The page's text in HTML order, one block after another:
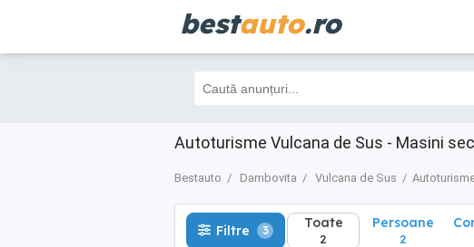
bestauto.ro
Autoturisme Vulcana de Sus - Masini
Bestauto Dambovita Vulcana de Sus
Filtre 3 Toate
2
Filtre 3 Toate
2
Persoane
2